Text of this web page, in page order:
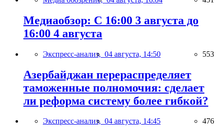
Медиаобзор: С 16:00 3 августа до
16:00 4 августа
Экспресс-анализ, 04 августа, 14:50 553
Азербайджан перераспределяет
таможенные полномочия: сделает
ли реформа систему более гибкой?
Экспресс-анализ, 04 августа, 14:45 476